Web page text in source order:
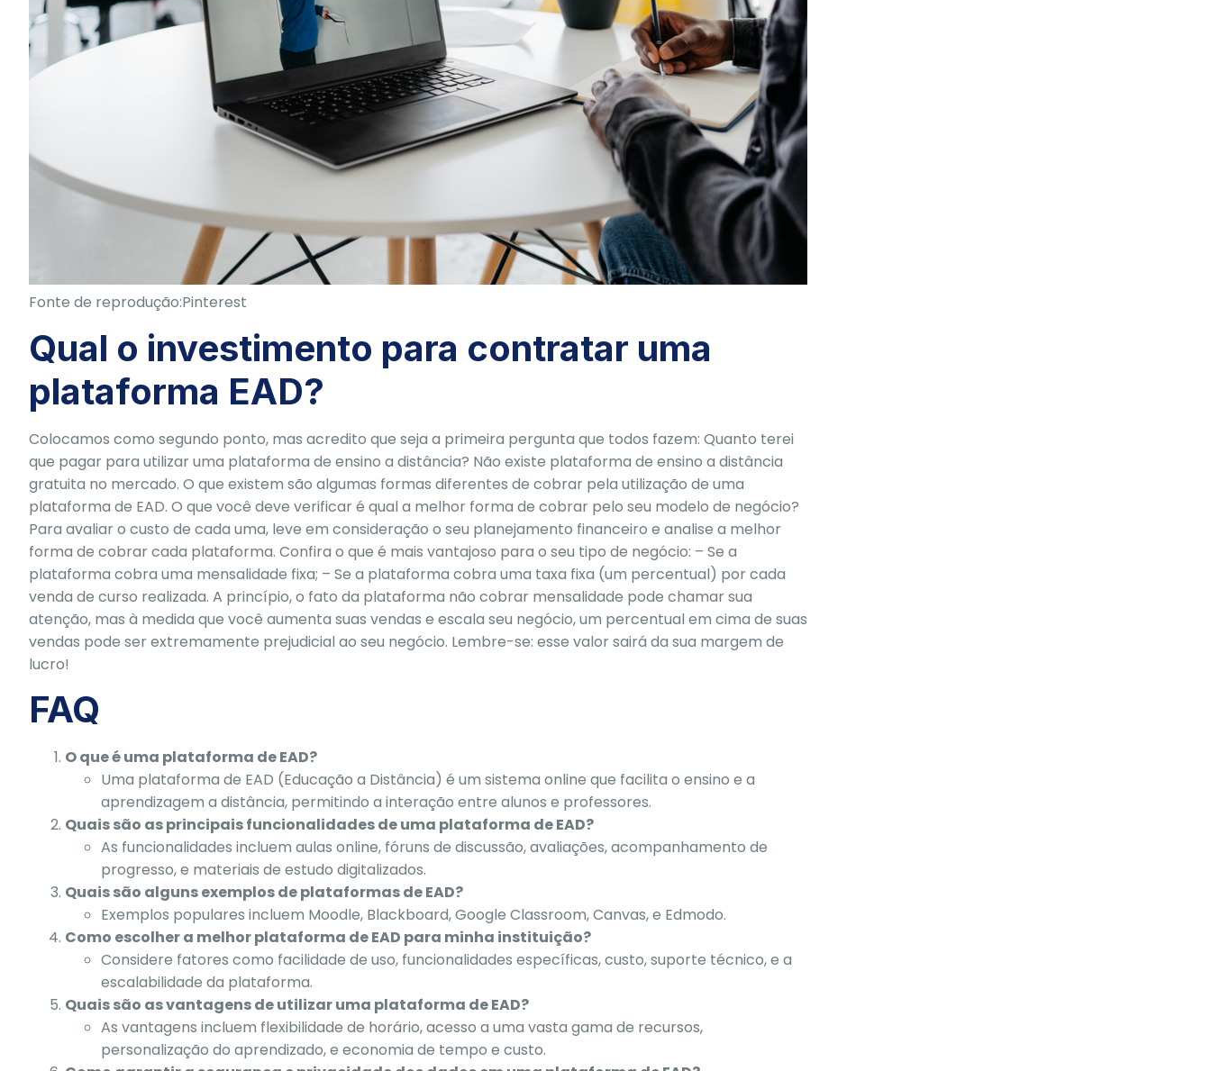
Fonte de reprodução:Pinterest
Qual o investimento para contratar uma
plataforma EAD?
Colocamos como segundo ponto, mas acredito que seja a primeira pergunta que todos fazem: Quanto terei
que pagar para utilizar uma plataforma de ensino a distância? Não existe plataforma de ensino a distância
gratuita no mercado. O que existem são algumas formas diferentes de cobrar pela utilização de uma
plataforma de EAD. O que você deve verificar é qual a melhor forma de cobrar pelo seu modelo de negócio?
Para avaliar o custo de cada uma, leve em consideração o seu planejamento financeiro e analise a melhor
forma de cobrar cada plataforma. Confira o que é mais vantajoso para o seu tipo de negócio: – Se a
plataforma cobra uma mensalidade fixa; – Se a plataforma cobra uma taxa fixa (um percentual) por cada
venda de curso realizada. A princípio, o fato da plataforma não cobrar mensalidade pode chamar sua
atenção, mas à medida que você aumenta suas vendas e escala seu negócio, um percentual em cima de suas
vendas pode ser extremamente prejudicial ao seu negócio. Lembre-se: esse valor sairá da sua margem de
lucro!
FAQ
O que é uma plataforma de EAD?
Uma plataforma de EAD (Educação a Distância) é um sistema online que facilita o ensino e a
aprendizagem a distância, permitindo a interação entre alunos e professores.
Quais são as principais funcionalidades de uma plataforma de EAD?
As funcionalidades incluem aulas online, fóruns de discussão, avaliações, acompanhamento de
progresso, e materiais de estudo digitalizados.
Quais são alguns exemplos de plataformas de EAD?
Exemplos populares incluem Moodle, Blackboard, Google Classroom, Canvas, e Edmodo.
Como escolher a melhor plataforma de EAD para minha instituição?
Considere fatores como facilidade de uso, funcionalidades específicas, custo, suporte técnico, e a
escalabilidade da plataforma.
Quais são as vantagens de utilizar uma plataforma de EAD?
As vantagens incluem flexibilidade de horário, acesso a uma vasta gama de recursos,
personalização do aprendizado, e economia de tempo e custo.